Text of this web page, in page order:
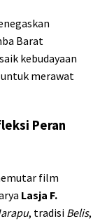
Barat
kebudayaan
merawat
Peran
film
Lasja F.
, tradisi Belis,